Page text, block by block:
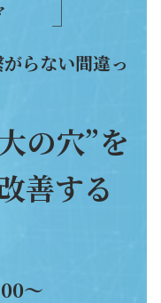
らない間違っ
の穴”を
善する
～